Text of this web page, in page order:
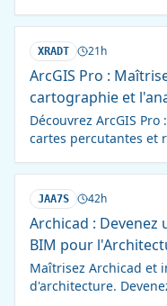
XRADT 21h
ArcGIS Pro :
cartographie et
Découvrez ArcGIS
cartes percutantes et
JAA7S 42h
Archicad : Devenez
BIM pour
Maîtrisez Archicad et
d'architecture.